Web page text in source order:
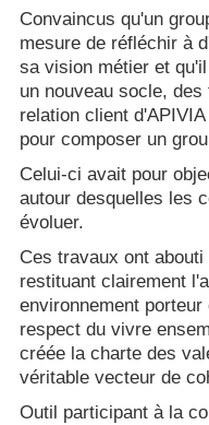
Convaincus qu'un
mesure de réfléchir à
sa vision métier et
un nouveau socle,
relation client
pour composer un
Celui-ci avait pour
autour desquelles les
évoluer.
Ces travaux ont
restituant clairement
environnement
respect du vivre
créée la charte des
véritable vecteur de
Outil participant à la